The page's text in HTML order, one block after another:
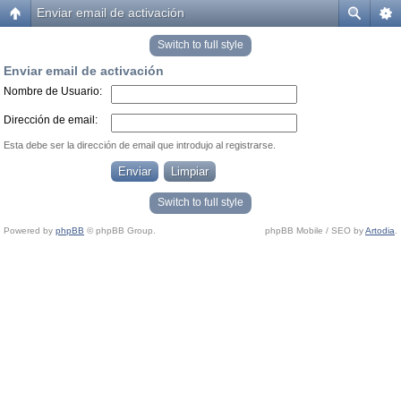
Enviar email de activación
Switch to full style
Enviar email de activación
Nombre de Usuario:
Dirección de email:
Esta debe ser la dirección de email que introdujo al registrarse.
Switch to full style
Powered by phpBB © phpBB Group. phpBB Mobile / SEO byArtodia